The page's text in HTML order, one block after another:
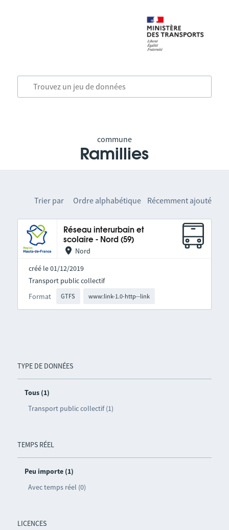
commune
Ramillies
TYPE DE DONNÉES
Tous (1)
Transport public collectif (1)
TEMPS RÉEL
Peu importe (1)
Avec temps réel (0)
LICENCES
Trier par Ordre alphabétique Récemment ajouté
Réseau interurbain et
scolaire - Nord (59)
Nord
créé le 01/12/2019
Format GTFS www:link-1.0-http--link
Transport public collectif